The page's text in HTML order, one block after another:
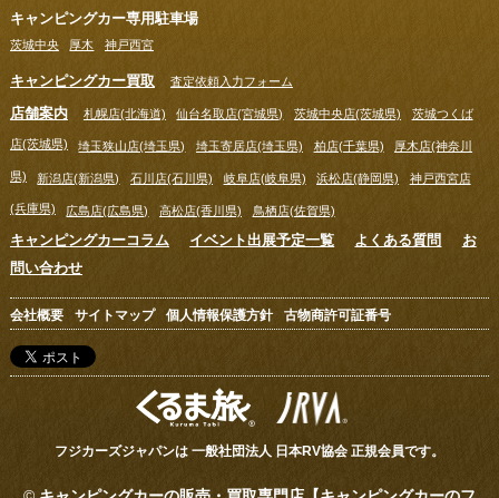
キャンピングカー専用駐車場
茨城中央 厚木 神戸西宮
キャンピングカー買取 査定依頼入力フォーム
店舗案内 札幌店(北海道) 仙台名取店(宮城県) 茨城中央店(茨城県) 茨城つくば
店(茨城県) 埼玉狭山店(埼玉県) 埼玉寄居店(埼玉県) 柏店(千葉県) 厚木店(神奈川
県) 新潟店(新潟県) 石川店(石川県) 岐阜店(岐阜県) 浜松店(静岡県) 神戸西宮店
(兵庫県) 広島店(広島県) 高松店(香川県) 鳥栖店(佐賀県)
キャンピングカーコラム イベント出展予定一覧 よくある質問
お
問い合わせ
会社概要 サイトマップ 個人情報保護方針 古物商許可証番号
フジカーズジャパンは 一般社団法人 日本RV協会 正規会員です。